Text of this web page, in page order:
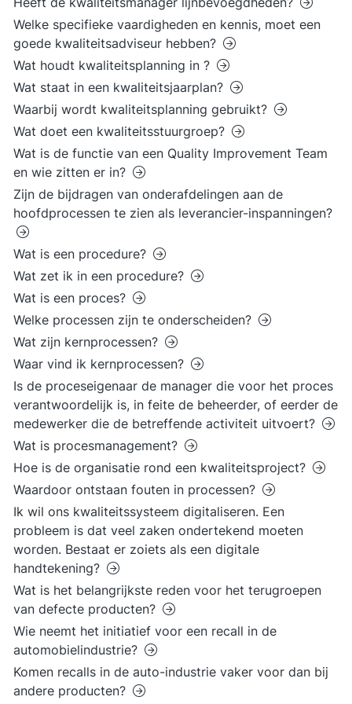
Welke specifieke vaardigheden en kennis, moet een
goede kwaliteitsadviseur hebben?
Wat houdt kwaliteitsplanning in ?
Wat staat in een kwaliteitsjaarplan?
Waarbij wordt kwaliteitsplanning gebruikt?
Wat doet een kwaliteitsstuurgroep?
Wat is de functie van een Quality Improvement Team
en wie zitten er in?
Zijn de bijdragen van onderafdelingen aan de
hoofdprocessen te zien als leverancier-inspanningen?
Wat is een procedure?
Wat zet ik in een procedure?
Wat is een proces?
Welke processen zijn te onderscheiden?
Wat zijn kernprocessen?
Waar vind ik kernprocessen?
Is de proceseigenaar de manager die voor het proces
verantwoordelijk is, in feite de beheerder, of eerder de
medewerker die de betreffende activiteit uitvoert?
Wat is procesmanagement?
Hoe is de organisatie rond een kwaliteitsproject?
Waardoor ontstaan fouten in processen?
Ik wil ons kwaliteitssysteem digitaliseren. Een
probleem is dat veel zaken ondertekend moeten
worden. Bestaat er zoiets als een digitale
handtekening?
Wat is het belangrijkste reden voor het terugroepen
van defecte producten?
Wie neemt het initiatief voor een recall in de
automobielindustrie?
Komen recalls in de auto-industrie vaker voor dan bij
andere producten?